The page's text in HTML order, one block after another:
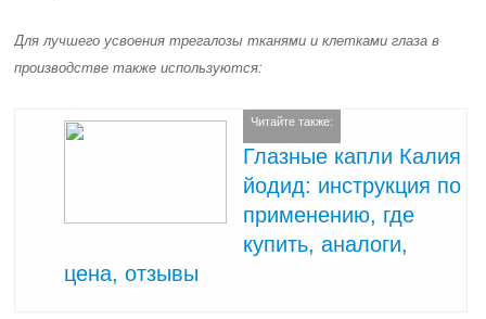
Для лучшего усвоения трегалозы тканями и клетками глаза в
производстве также используются:
Читайте также:
Глазные капли Калия
йодид: инструкция по
применению, где
купить, аналоги,
цена, отзывы